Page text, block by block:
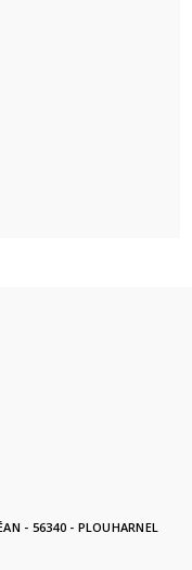
- 56340 - PLOUHARNEL